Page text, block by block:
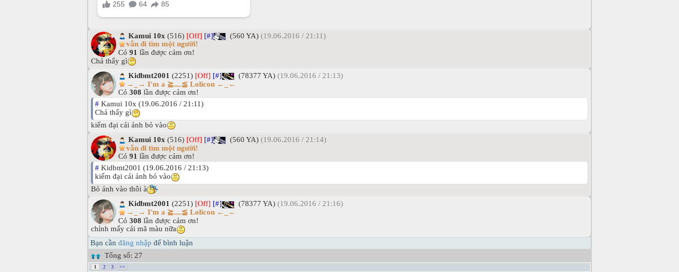
Kamui 10x (516) [Off] [#] (560 YA) (19.06.2016 / 21:11)
vẫn đi tìm một người!
Có 91 lần được cảm ơn!
Chả thẩy gì
Kidbmt2001 (2251) [Off] [#] (78377 YA) (19.06.2016 / 21:13)
→_→ I'm a ≧﹏≦ Lolicon ←_←
Có 308 lần được cảm ơn!
# Kamui 10x (19.06.2016 / 21:11)
Chả thẩy gì
kiếm đại cái ảnh bỏ vào
Kamui 10x (516) [Off] [#] (560 YA) (19.06.2016 / 21:14)
vẫn đi tìm một người!
Có 91 lần được cảm ơn!
# Kidbmt2001 (19.06.2016 / 21:13)
kiếm đại cái ảnh bỏ vào
Bỏ ảnh vào thôi à
Kidbmt2001 (2251) [Off] [#] (78377 YA) (19.06.2016 / 21:16)
→_→ I'm a ≧﹏≦ Lolicon ←_←
Có 308 lần được cảm ơn!
chỉnh mấy cái mã màu nữa
Bạn cần đăng nhập để bình luận
Tổng số: 27
1 2 3 >>